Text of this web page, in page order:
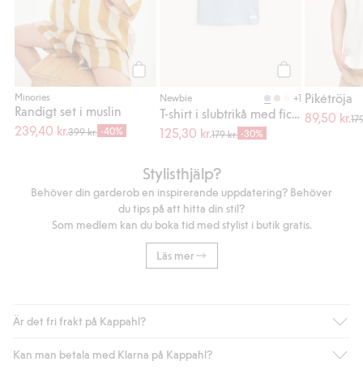
Köp
Minories
Randigt set i muslin
239,40 kr.399 kr. -40%
Newbie +1
125,30 kr.179 kr. -30%
Pikétröja
89,50 kr.
Stylisthjälp?
Behöver din garderob en inspirerande uppdatering? Behöver
du tips på att hitta din stil?
Som medlem kan du boka tid med stylist i butik gratis.
Läs mer
Är det fri frakt på Kappahl?
Är du medlem i Kappahl Club har du alltid gratis frakt till butik
Kan man betala med Klarna på Kappahl?